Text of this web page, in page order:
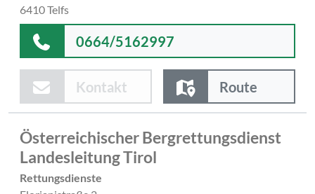
6410 Telfs
0664/5162997
Kontakt Route
Österreichischer Bergrettungsdienst
Landesleitung Tirol
Rettungsdienste